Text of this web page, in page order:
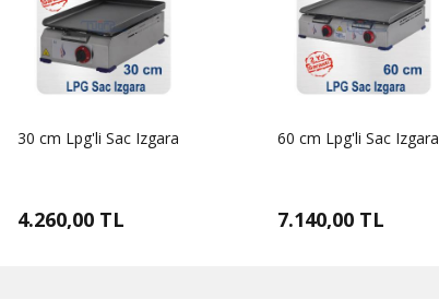
30 cm Lpg'li Sac Izgara
4.260,00 TL
60 cm Lpg'li Sac Izgara
7.140,00 TL